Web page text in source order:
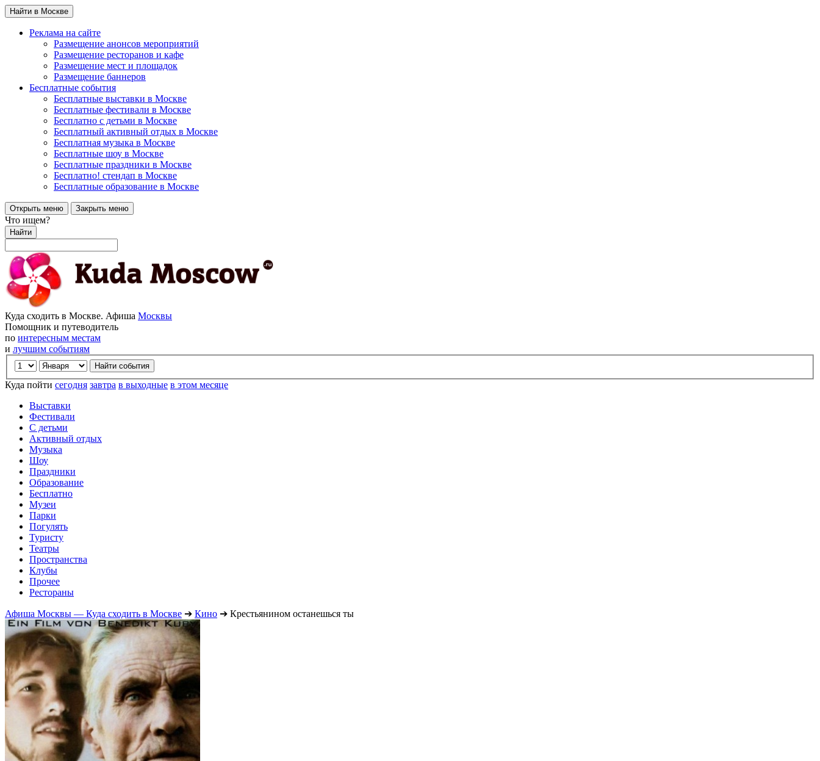
Найти в Москве
Реклама на сайте
Размещение анонсов мероприятий
Размещение ресторанов и кафе
Размещение мест и площадок
Размещение баннеров
Бесплатные события
Бесплатные выставки в Москве
Бесплатные фестивали в Москве
Бесплатно с детьми в Москве
Бесплатный активный отдых в Москве
Бесплатная музыка в Москве
Бесплатные шоу в Москве
Бесплатные праздники в Москве
Бесплатно! стендап в Москве
Бесплатные образование в Москве
Открыть меню Закрыть меню
Что ищем?
Найти
Куда сходить в Москве. Афиша Москвы
Помощник и путеводитель
по интересным местам
и лучшим событиям
Куда пойти сегодня завтра в выходные в этом месяце
Выставки
Фестивали
С детьми
Активный отдых
Музыка
Шоу
Праздники
Образование
Бесплатно
Музеи
Парки
Погулять
Туристу
Театры
Пространства
Клубы
Прочее
Рестораны
Афиша Москвы — Куда сходить в Москве ➔ Кино ➔ Крестьянином останешься ты